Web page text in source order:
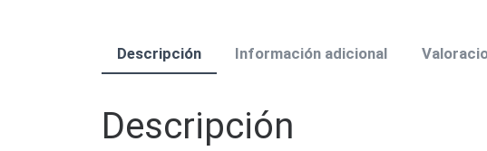
Descripción Información adicional
Descripción